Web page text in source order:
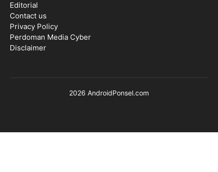
Editorial
Contact us
Privacy Policy
Perdoman Media Cyber
Disclaimer
2026 AndroidPonsel.com